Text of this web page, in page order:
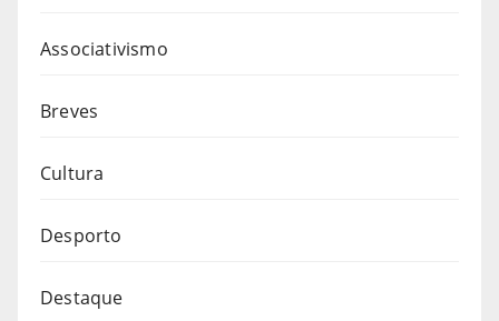
Associativismo
Breves
Cultura
Desporto
Destaque